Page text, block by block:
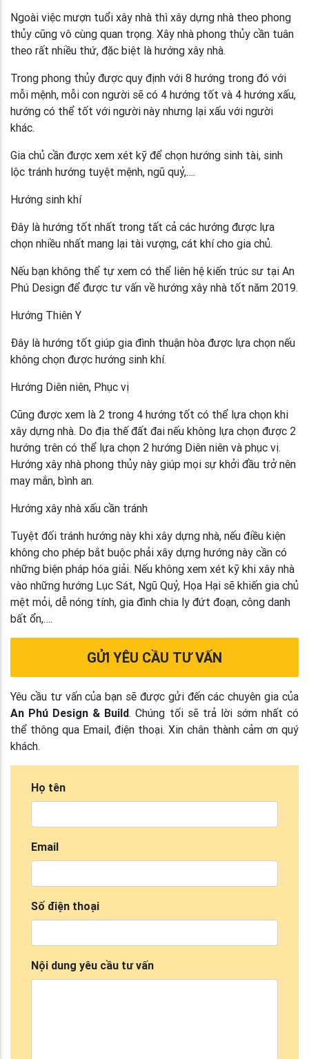
Ngoài việc mượn tuổi xây nhà thì xây dựng nhà theo phong
thủy cũng vô cùng quan trọng. Xây nhà phong thủy cần tuân
theo rất nhiều thứ, đặc biệt là hướng xây nhà.
Trong phong thủy được quy định với 8 hướng trong đó với
mỗi mệnh, mỗi con người sẽ có 4 hướng tốt và 4 hướng xấu,
hướng có thể tốt với người này nhưng lại xấu với người
khác.
Gia chủ cần được xem xét kỹ để chọn hướng sinh tài, sinh
lộc tránh hướng tuyệt mệnh, ngũ quỷ,….
Hướng sinh khí
Đây là hướng tốt nhất trong tất cả các hướng được lựa
chọn nhiều nhất mang lại tài vượng, cát khí cho gia chủ.
Nếu bạn không thể tự xem có thể liên hệ kiến trúc sư tại An
Phú Design để được tư vấn về hướng xây nhà tốt năm 2019.
Hướng Thiên Y
Đây là hướng tốt giúp gia đình thuận hòa được lựa chọn nếu
không chọn được hướng sinh khí.
Hướng Diên niên, Phục vị
Cũng được xem là 2 trong 4 hướng tốt có thể lựa chọn khi
xây dựng nhà. Do địa thế đất đai nếu không lựa chọn được 2
hướng trên có thể lựa chọn 2 hướng Diên niên và phục vị.
Hướng xây nhà phong thủy này giúp mọi sự khởi đầu trở nên
may mắn, bình an.
Hướng xây nhà xấu cần tránh
Tuyệt đối tránh hướng này khi xây dựng nhà, nếu điều kiện
không cho phép bắt buộc phải xây dựng hướng này cần có
những biện pháp hóa giải. Nếu không xem xét kỹ khi xây nhà
vào những hướng Lục Sát, Ngũ Quỷ, Họa Hại sẽ khiến gia chủ
mệt mỏi, dễ nóng tính, gia đình chia ly đứt đoạn, công danh
bất ổn,….
GỬI YÊU CẦU TƯ VẤN
Yêu cầu tư vấn của bạn sẽ được gửi đến các chuyên gia của
An Phú Design & Build. Chúng tối sẽ trả lời sớm nhất có
thể thông qua Email, điện thoại. Xin chân thành cảm ơn quý
khách.
Họ tên
Email
Số điện thoại
Nội dung yêu cầu tư vấn